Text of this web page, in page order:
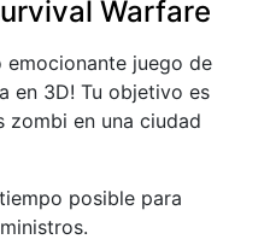
Warfare
emocionante juego de
en 3D! Tu objetivo es
zombi en una ciudad
posible para